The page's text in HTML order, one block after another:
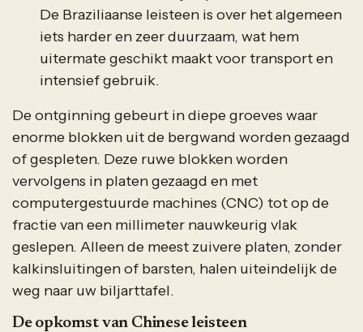
De Braziliaanse leisteen is over het algemeen
iets harder en zeer duurzaam, wat hem
uitermate geschikt maakt voor transport en
intensief gebruik.
De ontginning gebeurt in diepe groeves waar
enorme blokken uit de bergwand worden gezaagd
of gespleten. Deze ruwe blokken worden
vervolgens in platen gezaagd en met
computergestuurde machines (CNC) tot op de
fractie van een millimeter nauwkeurig vlak
geslepen. Alleen de meest zuivere platen, zonder
kalkinsluitingen of barsten, halen uiteindelijk de
weg naar uw biljarttafel.
De opkomst van Chinese leisteen